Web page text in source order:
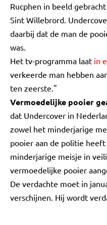
Rucphen in beeld
Sint Willebrord.
daarbij dat de man de
was.
Het tv-programma laat in
verkeerde man hebben
ten zeerste."
Vermoedelijke pooier
dat Undercover in
zowel het minderjarige
pooier aan de politie
minderjarige meisje in
vermoedelijke pooier
De verdachte moet in
verschijnen. Hij wordt